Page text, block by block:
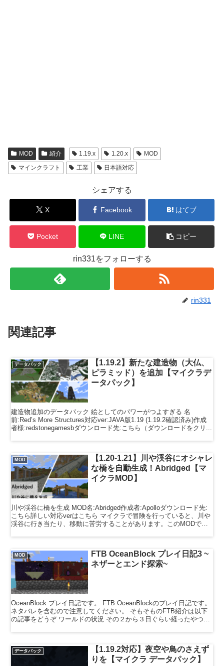
MOD 紹介 1.19.x 1.20.x
MOD
マインクラフト
工業 日本語対応
シェアする
X Facebook はてブ
Pocket LINE コピー
rin331をフォローする
rin331
関連記事
データパック
【1.19.2】新たな建造物（大仏、
ピラミッド）を追加【マイクラデ
ータパック】
建造物追加のデータパック 絵としてのパワーがつよすぎる 名
前:Red’s More Structures対応ver:JAVA版1.19 (1.19.2確認済み)作成
者様:redstonegamesbダウンロード先:こちら（ダウンロードをクリ...
MOD
【1.20-1.21】川や渓谷にオシャレ
な橋を自動生成！Abridged【マ
イクラMOD】
川や渓谷に橋を生成 MOD名:Abridged作成者:Apolloダウンロード先:
こちら詳しい対応verはこちら マイクラで冒険を行っていると、川や
渓谷に行き当たり、移動に苦労することがあります。このMODで
MOD
FTB OceanBlock プレイ日記3 ~
ネザーとエンド探索~
OceanBlock プレイ日記です。 FTB OceanBlockのプレイ日記です。
ネタバレを含むので注意してください。 そもそものFTB紹介は以下
の記事をどうぞ ワールドの状況 その２から３日ぐらい経ったやつで
データパック
【1.19.2対応】夜空や鳥のさえず
りを【マイクラ データパック】